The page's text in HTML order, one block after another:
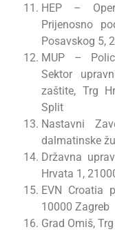
HEP –
Prijenosno
Posavskog 5,
MUP –
Sektor
zaštite, Trg
Split
Nastavni
dalmatinske
Državna
Hrvata 1,
EVN Croatia
10000 Zagreb
Grad Omiš,